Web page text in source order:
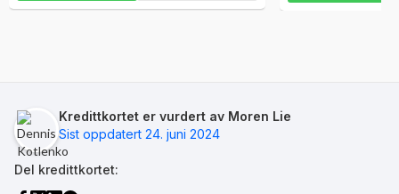
Kredittkortet er vurdert av Moren Lie
Sist oppdatert 24. juni 2024
Del kredittkortet: